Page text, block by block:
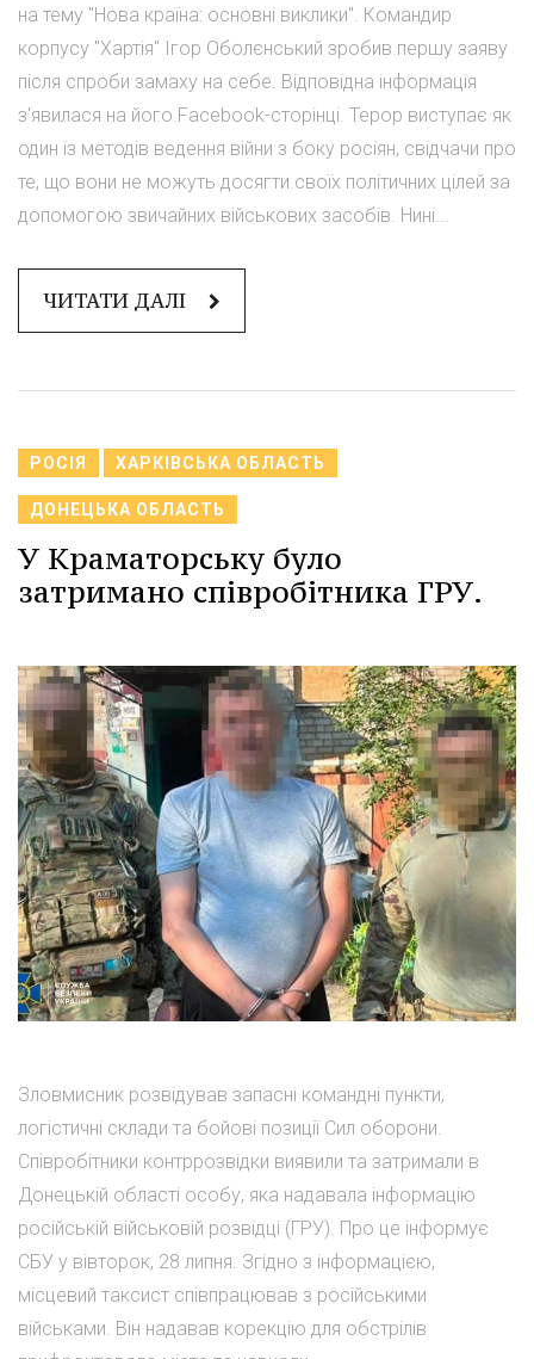
на тему "Нова країна: основні виклики". Командир
корпусу "Хартія" Ігор Оболєнський зробив першу заяву
після спроби замаху на себе. Відповідна інформація
з'явилася на його Facebook-сторінці. Терор виступає як
один із методів ведення війни з боку росіян, свідчачи про
те, що вони не можуть досягти своїх політичних цілей за
допомогою звичайних військових засобів. Нині...
ЧИТАТИ ДАЛІ
РОСІЯ ХАРКІВСЬКА ОБЛАСТЬ
ДОНЕЦЬКА ОБЛАСТЬ
У Краматорську було
затримано співробітника ГРУ.
Зловмисник розвідував запасні командні пункти,
логістичні склади та бойові позиції Сил оборони.
Співробітники контррозвідки виявили та затримали в
Донецькій області особу, яка надавала інформацію
російській військовій розвідці (ГРУ). Про це інформує
СБУ у вівторок, 28 липня. Згідно з інформацією,
місцевий таксист співпрацював з російськими
військами. Він надавав корекцію для обстрілів